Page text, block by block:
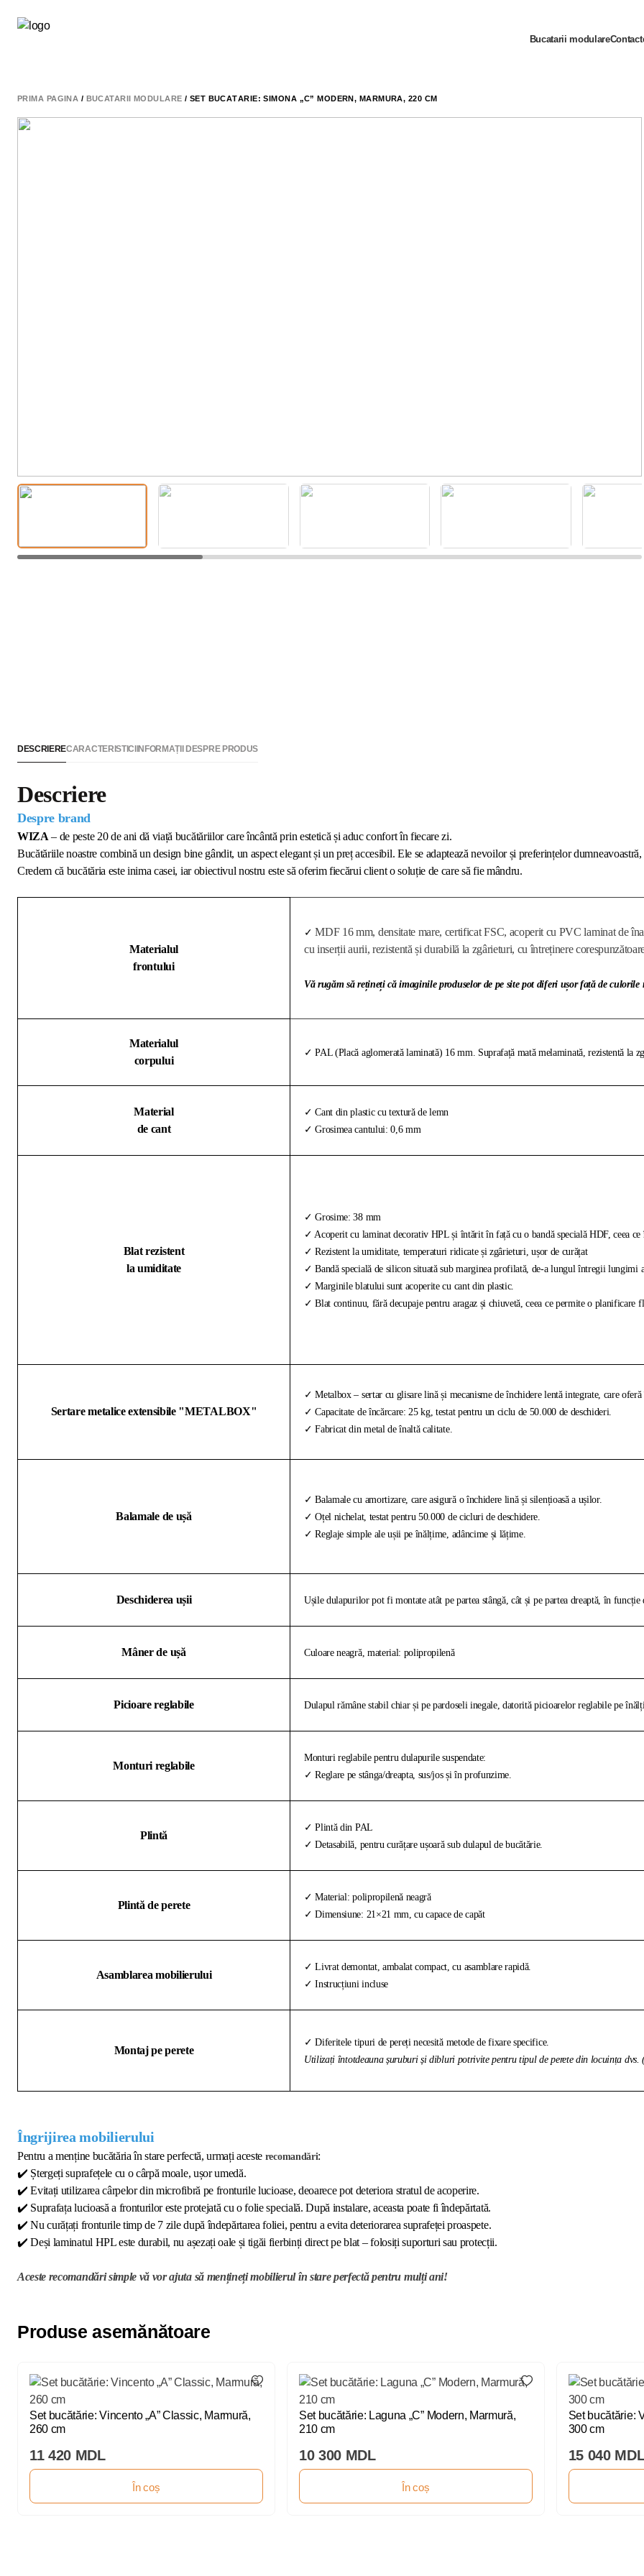
Bucatarii modulare
PRIMA PAGINĂ / BUCATARII MODULARE / SET BUCĂTĂRIE: SIMONA „C” MODERN, MARMURĂ, 220 CM
DESCRIERECARACTERISTICI INFORMAȚII DESPRE PRODUS
Descriere
Despre brand
WIZA – de peste 20 de ani dă viață bucătăriilor care încântă prin estetică și aduc confort în fiecare zi.
Bucătăriile noastre combină un design bine gândit, un aspect elegant și un preț accesibil. Ele se adaptează nevoilor și preferințelor
Credem că bucătăria este inima casei, iar obiectivul nostru este să oferim fiecărui client o soluție de care să fie mândru.
Materialul
frontului
✓MDF 16 mm, densitate mare, certificat FSC, acoperit cu PVC laminat de
cu inserții aurii, rezistentă și durabilă la zgârieturi, cu întreținere
Vă rugăm să rețineți că imaginile produselor de pe site pot diferi ușor față de culorile
Materialul
corpului
✓ PAL (Placă aglomerată laminată) 16 mm. Suprafață mată melaminată, rezistentă la
Material
de cant
✓ Cant din plastic cu textură de lemn
✓ Grosimea cantului: 0,6 mm
Blat rezistent
la umiditate
✓ Grosime: 38 mm
✓ Acoperit cu laminat decorativ HPL și întărit în față cu o bandă specială HDF, ceea
✓ Rezistent la umiditate, temperaturi ridicate și zgârieturi, ușor de curățat
✓ Bandă specială de silicon situată sub marginea profilată, de-a lungul întregii
✓ Marginile blatului sunt acoperite cu cant din plastic.
✓ Blat continuu, fără decupaje pentru aragaz și chiuvetă, ceea ce permite o planificare
Sertare metalice extensibile "METALBOX"
✓ Metalbox – sertar cu glisare lină și mecanisme de închidere lentă integrate, care oferă
✓ Capacitate de încărcare: 25 kg, testat pentru un ciclu de 50.000 de deschideri.
✓ Fabricat din metal de înaltă calitate.
Balamale de ușă
✓ Balamale cu amortizare, care asigură o închidere lină și silențioasă a ușilor.
✓ Oțel nichelat, testat pentru 50.000 de cicluri de deschidere.
✓ Reglaje simple ale ușii pe înălțime, adâncime și lățime.
Deschiderea ușii Ușile dulapurilor pot fi montate atât pe partea stângă, cât și pe partea dreaptă, în funcție
Mâner de ușă Culoare neagră, material: polipropilenă
Picioare reglabile Dulapul rămâne stabil chiar și pe pardoseli inegale, datorită picioarelor reglabile pe
Monturi reglabile
Monturi reglabile pentru dulapurile suspendate:
✓ Reglare pe stânga/dreapta, sus/jos și în profunzime.
Plintă
✓ Plintă din PAL
✓ Detasabilă, pentru curățare ușoară sub dulapul de bucătărie.
Plintă de perete
✓ Material: polipropilenă neagră
✓ Dimensiune: 21×21 mm, cu capace de capăt
Asamblarea mobilierului
✓ Livrat demontat, ambalat compact, cu asamblare rapidă.
✓ Instrucțiuni incluse
Montaj pe perete
✓ Diferitele tipuri de pereți necesită metode de fixare specifice.
Utilizați întotdeauna șuruburi și dibluri potrivite pentru tipul de perete din locuința dvs.
Îngrijirea mobilierului
Pentru a menține bucătăria în stare perfectă, urmați aceste recomandări:
✔️ Ștergeți suprafețele cu o cârpă moale, ușor umedă.
✔️ Evitați utilizarea cârpelor din microfibră pe fronturile lucioase, deoarece pot deteriora stratul de acoperire.
✔️ Suprafața lucioasă a fronturilor este protejată cu o folie specială. După instalare, aceasta poate fi îndepărtată.
✔️ Nu curățați fronturile timp de 7 zile după îndepărtarea foliei, pentru a evita deteriorarea suprafeței proaspete.
✔️ Deși laminatul HPL este durabil, nu așezați oale și tigăi fierbinți direct pe blat – folosiți suporturi sau protecții.
Aceste recomandări simple vă vor ajuta să mențineți mobilierul în stare perfectă pentru mulți ani!
Produse asemănătoare
Set bucătărie: Vincento „A” Classic, Marmură,
260 cm
11 420 MDL
În coș
Set bucătărie: Laguna „C” Modern, Marmură,
210 cm
10 300 MDL
În coș
Set bucătărie:
300 cm
15 040